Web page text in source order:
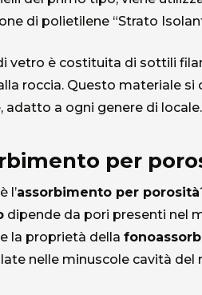
di polietilene “Strato
vetro è costituita di sottili
roccia. Questo materiale
adatto a ogni genere di
per
l’assorbimento per porosità
dipende da pori presenti nel
la proprietà della
nelle minuscole cavità del